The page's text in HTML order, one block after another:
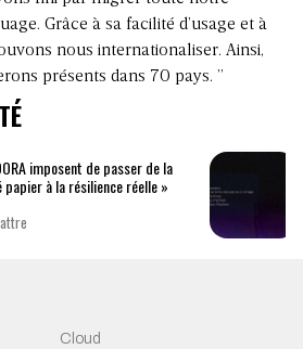
Grâce à sa facilité d’usage et à
nous internationaliser. Ainsi,
présents dans 70 pays. ”
imposent de passer de la
à la résilience réelle »
Cloud